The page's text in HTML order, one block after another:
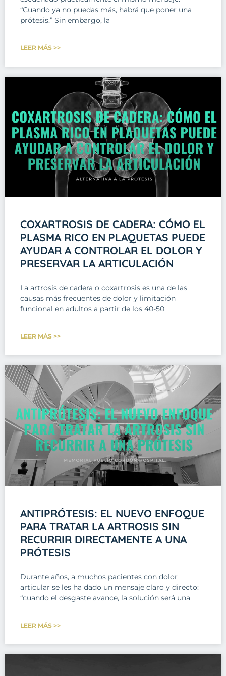
“Cuando ya no puedas más, habrá que poner una
prótesis.” Sin embargo, la
LEER MÁS >>
COXARTROSIS DE CADERA: CÓMO EL
PLASMA RICO EN PLAQUETAS PUEDE
AYUDAR A CONTROLAR EL DOLOR Y
PRESERVAR LA ARTICULACIÓN
La artrosis de cadera o coxartrosis es una de las
causas más frecuentes de dolor y limitación
funcional en adultos a partir de los 40-50
LEER MÁS >>
ANTIPRÓTESIS: EL NUEVO ENFOQUE
PARA TRATAR LA ARTROSIS SIN
RECURRIR DIRECTAMENTE A UNA
PRÓTESIS
Durante años, a muchos pacientes con dolor
articular se les ha dado un mensaje claro y directo:
“cuando el desgaste avance, la solución será una
LEER MÁS >>